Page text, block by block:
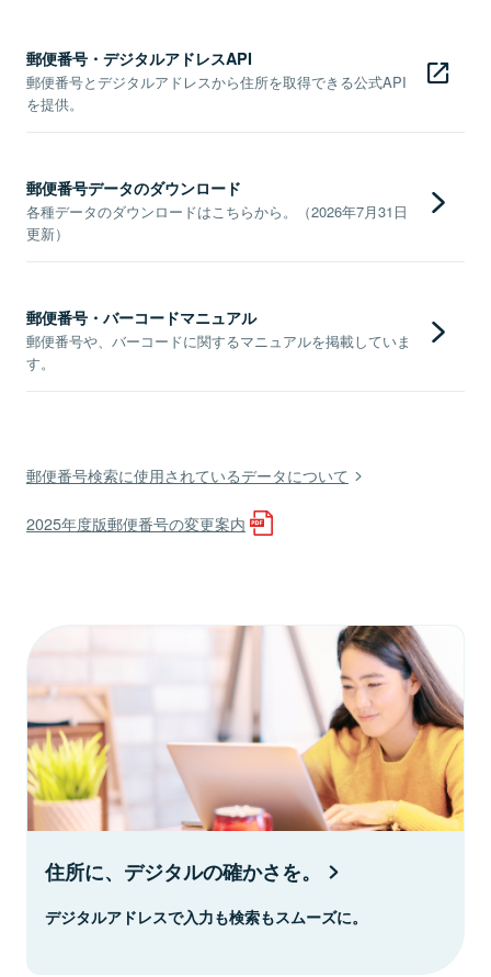
郵便番号・デジタルアドレスAPI
郵便番号とデジタルアドレスから住所を取得できる公式API
を提供。
郵便番号データのダウンロード
各種データのダウンロードはこちらから。（2026年7月31日
更新）
郵便番号・バーコードマニュアル
郵便番号や、バーコードに関するマニュアルを掲載していま
す。
郵便番号検索に使用されているデータについて
2025年度版郵便番号の変更案内
住所に、デジタルの確かさを。
デジタルアドレスで入力も検索もスムーズに。